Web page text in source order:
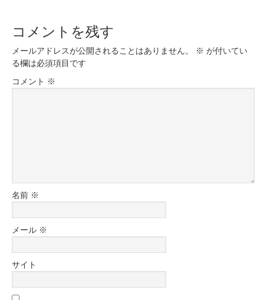
コメントを残す
メールアドレスが公開されることはありません。 ※ が付いてい
る欄は必須項目です
コメント ※
名前 ※
メール ※
サイト